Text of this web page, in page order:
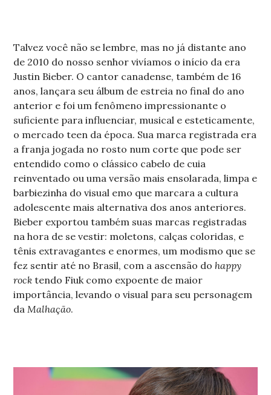
Talvez você não se lembre, mas no já distante ano
de 2010 do nosso senhor vivíamos o início da era
Justin Bieber. O cantor canadense, também de 16
anos, lançara seu álbum de estreia no final do ano
anterior e foi um fenômeno impressionante o
suficiente para influenciar, musical e esteticamente,
o mercado teen da época. Sua marca registrada era
a franja jogada no rosto num corte que pode ser
entendido como o clássico cabelo de cuia
reinventado ou uma versão mais ensolarada, limpa e
barbiezinha do visual emo que marcara a cultura
adolescente mais alternativa dos anos anteriores.
Bieber exportou também suas marcas registradas
na hora de se vestir: moletons, calças coloridas, e
tênis extravagantes e enormes, um modismo que se
fez sentir até no Brasil, com a ascensão dohappy
rock tendo Fiuk como expoente de maior
importância, levando o visual para seu personagem
da Malhação.